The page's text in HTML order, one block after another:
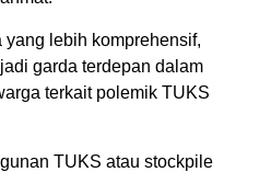
lebih komprehensif,
garda terdepan dalam
terkait polemik TUKS
TUKS atau stockpile